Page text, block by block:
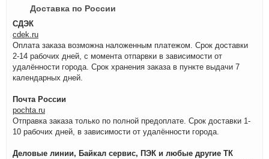
Доставка по России
СДЭК
cdek.ru
Оплата заказа возможна наложенным платежом. Срок доставки
2-14 рабочих дней, с момента отпарвки в зависимости от
удалённости города. Срок хранения заказа в пункте выдачи 7
календарных дней.
Почта России
pochta.ru
Отправка заказа только по полной предоплате. Срок доставки 1-
10 рабочих дней, в зависимости от удалённости города.
Деловые линии, Байкал сервис, ПЭК и любые другие ТК